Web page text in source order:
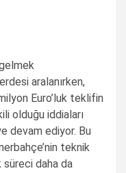
aralanırken,
Euro’luk teklifin
olduğu iddiaları
devam ediyor. Bu
teknik
daha da